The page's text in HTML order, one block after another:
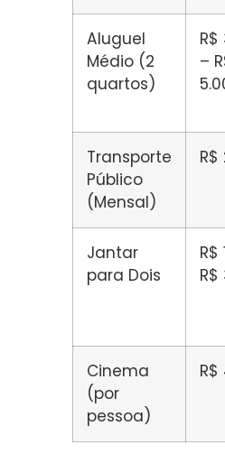
Aluguel
Médio (2
quartos)
R$
–
Transporte
Público
(Mensal)
R$
Jantar
para Dois
R$
R$
Cinema
(por
pessoa)
R$